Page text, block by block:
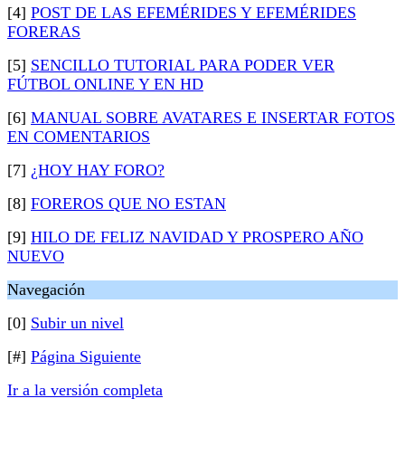
[4] POST DE LAS EFEMÉRIDES Y EFEMÉRIDES
FORERAS
[5] SENCILLO TUTORIAL PARA PODER VER
FÚTBOL ONLINE Y EN HD
[6] MANUAL SOBRE AVATARES E INSERTAR FOTOS
EN COMENTARIOS
[7] ¿HOY HAY FORO?
[8] FOREROS QUE NO ESTAN
[9] HILO DE FELIZ NAVIDAD Y PROSPERO AÑO
NUEVO
Navegación
[0] Subir un nivel
[#] Página Siguiente
Ir a la versión completa